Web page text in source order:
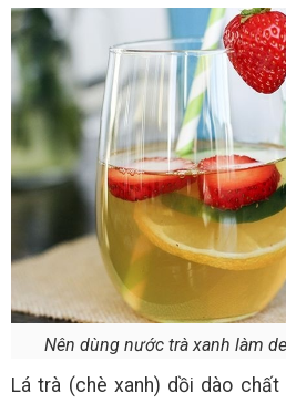
Nên dùng nước trà xanh làm
Lá trà (chè xanh) dồi dào chất